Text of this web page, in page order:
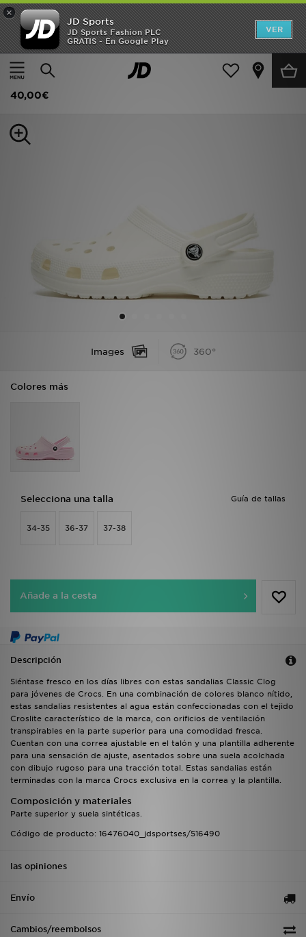
×
JD Sports
JD Sports Fashion PLC
GRATIS - En Google Play
VER
Página principal
Niños
Crocs Classic Clog Júnior
40,00€
Images 360°
Colores más
Guía de tallas
Selecciona una talla
34-35 36-37 37-38
Añade a la cesta
Descripción
Siéntase fresco en los días libres con estas sandalias Classic Clog
para jóvenes de Crocs. En una combinación de colores blanco nítido,
estas sandalias resistentes al agua están confeccionadas con el tejido
Croslite característico de la marca, con orificios de ventilación
transpirables en la parte superior para una comodidad fresca.
Cuentan con una correa ajustable en el talón y una plantilla adherente
para una sensación de ajuste, asentados sobre una suela acolchada
con dibujo rugoso para una tracción total. Estas sandalias están
terminadas con la marca Crocs exclusiva en la correa y la plantilla.
Composición y materiales
Parte superior y suela sintéticas.
Código de producto: 16476040_jdsportses/516490
las opiniones
Envío
Cambios/reembolsos
Hombre
Mujer
Estilo
JD Fútbol